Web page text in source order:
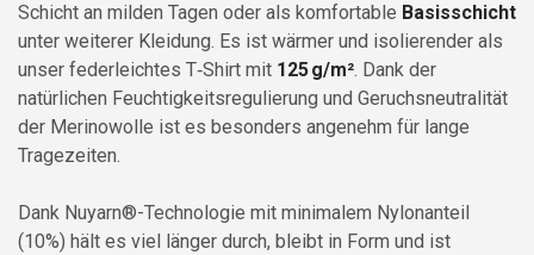
Schicht an milden Tagen oder als komfortable Basisschicht
unter weiterer Kleidung. Es ist wärmer und isolierender als
unser federleichtes T‑Shirt mit 125 g/m². Dank der
natürlichen Feuchtigkeitsregulierung und Geruchsneutralität
der Merinowolle ist es besonders angenehm für lange
Tragezeiten.
Dank Nuyarn®-Technologie mit minimalem Nylonanteil
(10%) hält es viel länger durch, bleibt in Form und ist